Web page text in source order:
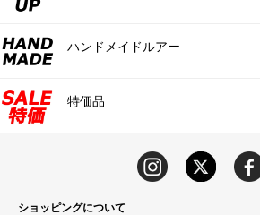
ハンドメイドルアー
特価品
ショッピングについて